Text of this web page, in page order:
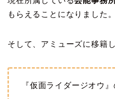
もらえることになりました。
そして、アミューズに移籍
『仮面ライダージオウ